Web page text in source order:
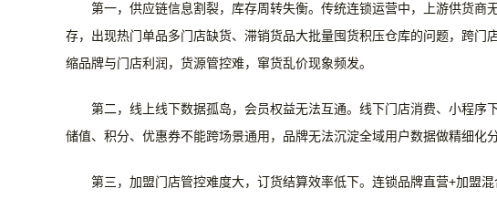
第一，供应链信息割裂，库存周转失衡。 传统连锁运营中，上游供货商
存，出现热门单品多门店缺货、滞销货品大批量囤货积压仓库的问题，跨
缩品牌与门店利润，货源管控难，窜货乱价现象频发。
第二，线上线下数据孤岛，会员权益无法互通。 线下门店消费、小程序
储值、积分、优惠券不能跨场景通用，品牌无法沉淀全域用户数据做精细化
第三，加盟门店管控难度大，订货结算效率低下。 连锁品牌直营+加盟混